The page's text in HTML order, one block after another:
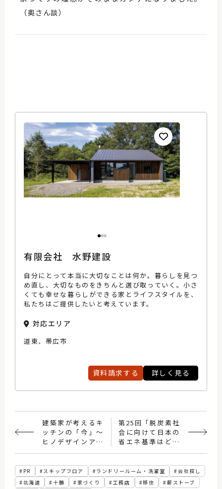
（奥さん談）
有限会社 水野建設
自分にとって本当に大切なことは何か。暮らしを見つ
め直し、大切なものをきちんと選び取っていく。小さ
くても幸せな暮らしができる家とライフスタイルを、
私たちはご提供したいと考えています。
対応エリア
道東、帯広市
資料請求する 詳しく見る
建築家が考えるキ
ッチンの「今」～
ヒノデザインアソ
シエイツ・日野桂
第25回「脱炭素社
会に向けて日本の
省エネ基準はどこ
へ向かう？」
PR スキップフロア ランドリールーム・洗濯室
会社探し
北海道
十勝 家づくり 工務店 移住
薪ストーブ